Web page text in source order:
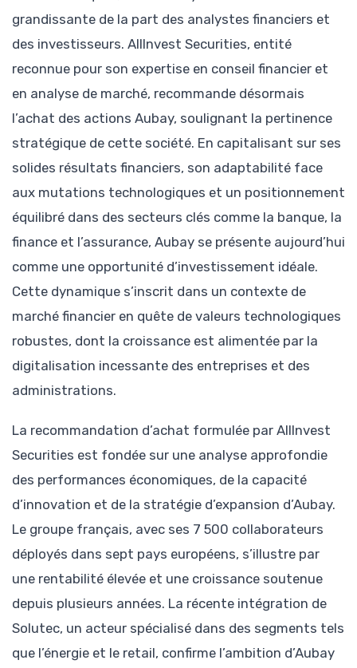
grandissante de la part des analystes financiers et
des investisseurs. AllInvest Securities, entité
reconnue pour son expertise en conseil financier et
en analyse de marché, recommande désormais
l’achat des actions Aubay, soulignant la pertinence
stratégique de cette société. En capitalisant sur ses
solides résultats financiers, son adaptabilité face
aux mutations technologiques et un positionnement
équilibré dans des secteurs clés comme la banque, la
finance et l’assurance, Aubay se présente aujourd’hui
comme une opportunité d’investissement idéale.
Cette dynamique s’inscrit dans un contexte de
marché financier en quête de valeurs technologiques
robustes, dont la croissance est alimentée par la
digitalisation incessante des entreprises et des
administrations.
La recommandation d’achat formulée par AllInvest
Securities est fondée sur une analyse approfondie
des performances économiques, de la capacité
d’innovation et de la stratégie d’expansion d’Aubay.
Le groupe français, avec ses 7 500 collaborateurs
déployés dans sept pays européens, s’illustre par
une rentabilité élevée et une croissance soutenue
depuis plusieurs années. La récente intégration de
Solutec, un acteur spécialisé dans des segments tels
que l’énergie et le retail, confirme l’ambition d’Aubay